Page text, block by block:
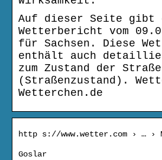
Auf dieser Seite gibt
Wetterbericht vom
für Sachsen. Diese
enthält auch
zum Zustand der
(Straßenzustand).
Wetterchen.de
http s://www.wetter.com › … ›
Goslar